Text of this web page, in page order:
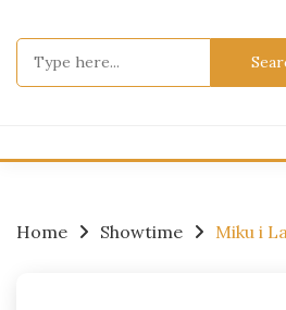
to
content
Home Showtime Miku i